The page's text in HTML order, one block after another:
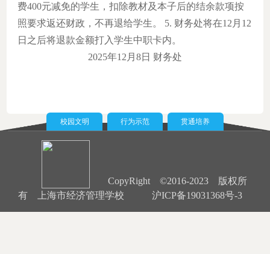
费400元减免的学生，扣除教材及本子后的结余款项按
照要求返还财政，不再退给学生。
5. 财务处将在12月12
日之后将退款金额打入学生中职卡内。
2025年12月8日 财务处
校园文明 行为示范 贯通培养
CopyRight ©2016-2023 版权所
有 上海市经济管理学校
沪ICP备19031368号-3